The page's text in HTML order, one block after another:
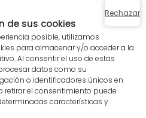
de sus cookies
posible, utilizamos
para almacenar y/o acceder a la
Al consentir el uso de estas
datos como su
o identificadores únicos en
retirar el consentimiento puede
características y
Rechazar
realizadas por Viviarto
de horarios)
sobre el software